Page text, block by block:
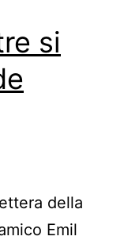
si
della
Emil